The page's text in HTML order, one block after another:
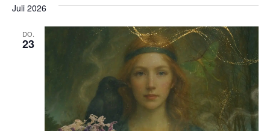
und
wählen.
Juli 2026
DO.
23